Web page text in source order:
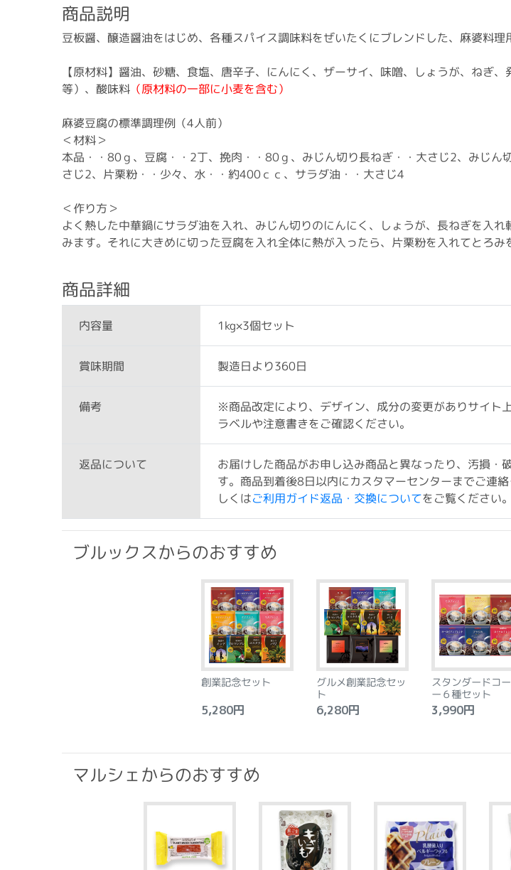
商品説明
豆板醤、醸造醤油をはじめ、各種スパイス調味料をぜいたくにブレンドした、麻婆料理
【原材料】醤油、砂糖、食塩、唐辛子、にんにく、ザーサイ、味噌、しょうが、ねぎ
等）、酸味料 （原材料の一部に小麦を含む）
麻婆豆腐の標準調理例（4人前）
＜材料＞
本品・・80ｇ、豆腐・・2丁、挽肉・・80ｇ、みじん切り長ねぎ・・大さじ2、みじ
さじ2、片栗粉・・少々、水・・約400ｃｃ、サラダ油・・大さじ4
＜作り方＞
よく熱した中華鍋にサラダ油を入れ、みじん切りのにんにく、しょうが、長ねぎを入
みます。それに大きめに切った豆腐を入れ全体に熱が入ったら、片栗粉を入れてとろみ
商品詳細
内容量 1kg×3個セット
賞味期間 製造日より360日
備考 ※商品改定により、デザイン、成分の変更がありサイト
ラベルや注意書きをご確認ください。
返品について お届けした商品がお申し込み商品と異なったり、汚損
す。商品到着後8日以内にカスタマーセンターまでご連
しくはご利用ガイド返品・交換についてをご覧ください。
ブルックスからのおすすめ
創業記念セット
5,280円
グルメ創業記念セッ
ト
6,280円
スタンダードコ
ー６種セット
3,990円
マルシェからのおすすめ